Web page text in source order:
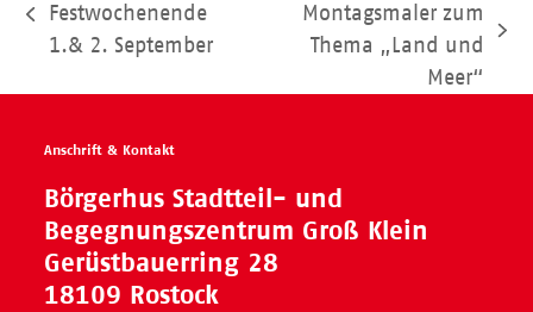
vorheriger
Beitrag:
Festwochenende
1.& 2. September
Nächster
Montagsmaler zum
Thema „Land und
Meer“
Anschrift & Kontakt
Börgerhus Stadtteil- und
Begegnungszentrum Groß Klein
Gerüstbauerring 28
18109 Rostock